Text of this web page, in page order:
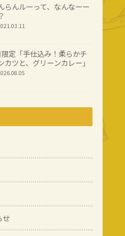
らんルーって、なんなーー
定「手仕込み！柔らかチ
カツと、グリーンカレー」
せ